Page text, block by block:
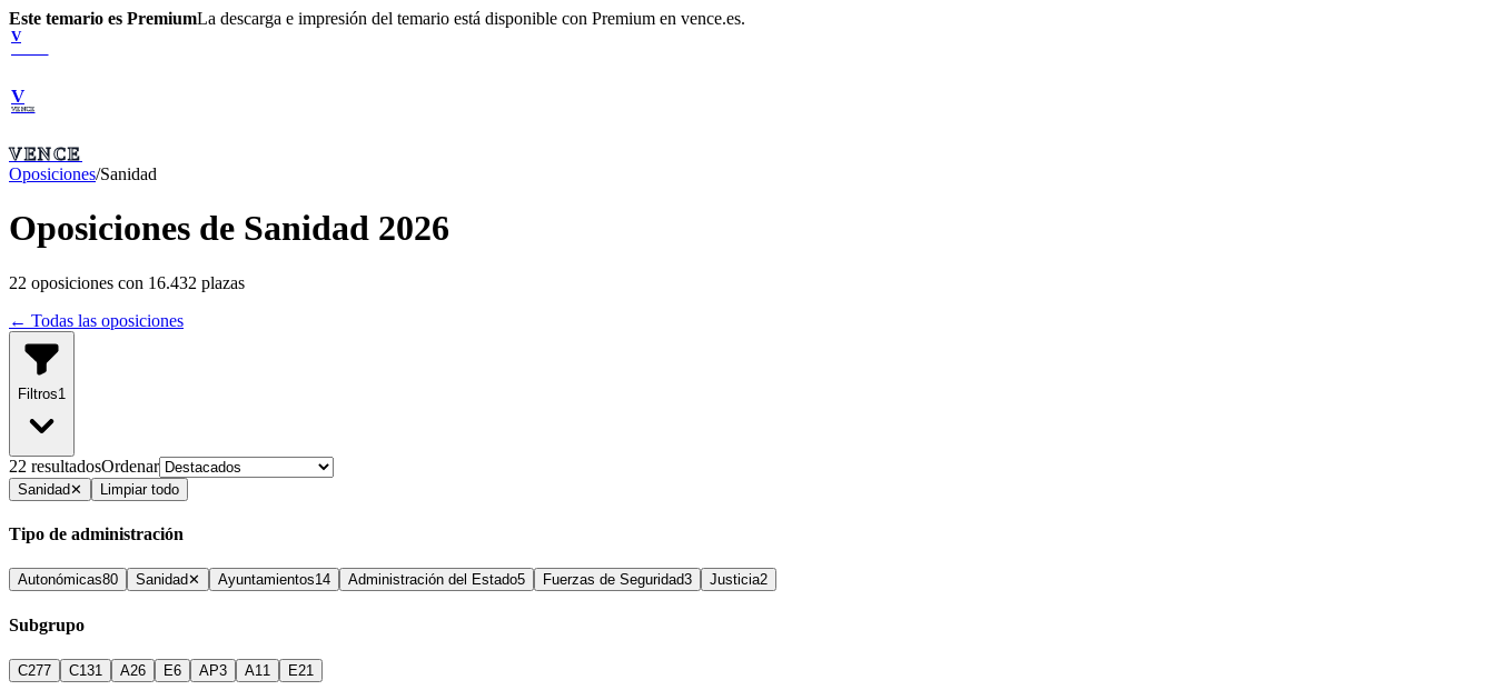
Este temario es PremiumLa descarga e impresión del temario está disponible con Premium en vence.es.
V
V
VENCE
VENCE
Oposiciones/Sanidad
Oposiciones de Sanidad 2026
22 oposiciones con 16.432 plazas
← Todas las oposiciones
Filtros1
22 resultadosOrdenar
Sanidad✕ Limpiar todo
Tipo de administración
Autonómicas80 Sanidad✕ Ayuntamientos14 Administración del Estado5 Fuerzas de Seguridad3 Justicia2
Subgrupo
C277 C1 31 A26 E6 AP3 A1 1 E21